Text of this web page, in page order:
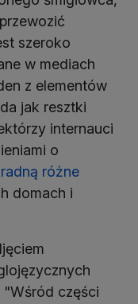
szeroko
w mediach
z elementów
jak resztki
internauci
o
różne
domach i
"Wśród części